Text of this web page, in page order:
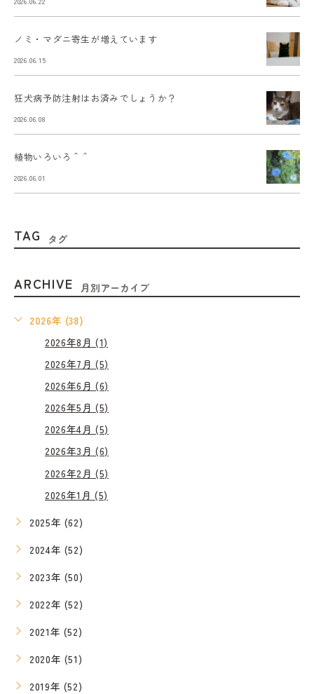
ノミ・マダニ寄生が増えています
2026.06.15
狂犬病予防注射はお済みでしょうか？
2026.06.08
植物いろいろ＾＾
2026.06.01
TAG タグ
ARCHIVE 月別アーカイブ
2026年 (38)
2026年8月 (1)
2026年7月 (5)
2026年6月 (6)
2026年5月 (5)
2026年4月 (5)
2026年3月 (6)
2026年2月 (5)
2026年1月 (5)
2025年 (62)
2024年 (52)
2023年 (50)
2022年 (52)
2021年 (52)
2020年 (51)
2019年 (52)